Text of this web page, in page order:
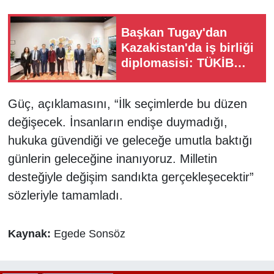
Başkan Tugay'dan
Kazakistan'da iş birliği
diplomasisi: TÜKİB
Güç, açıklamasını, “İlk seçimlerde bu düzen
değişecek. İnsanların endişe duymadığı,
hukuka güvendiği ve geleceğe umutla baktığı
günlerin geleceğine inanıyoruz. Milletin
desteğiyle değişim sandıkta gerçekleşecektir”
sözleriyle tamamladı.
Kaynak: Egede Sonsöz